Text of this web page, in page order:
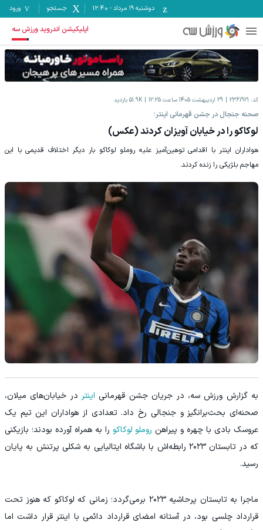
دوشنبه ۱۹ مرداد -
12:40 جستجو ورود
اپلیکیشن اندروید ورزش سه
کد: 2361921 29 اردیبهشت 1405 ساعت 12:25 51.9K بازدید
صحنه جنجال در جشن قهرمانی اینتر؛
لوکاکو را در خیابان آویزان کردند (عکس)
هواداران اینتر با اقدامی توهین‌آمیز علیه روملو لوکاکو بار دیگر اختلاف قدیمی با این
مهاجم بلژیکی را زنده کردند.
به گزارش ورزش سه، در جریان جشن قهرمانی اینتر در خیابان‌های میلان،
صحنه‌ای بحث‌برانگیز و جنجالی رخ داد. تعدادی از هواداران این تیم یک
عروسک بادی با چهره و پیراهن روملو لوکاکو را به همراه آورده بودند؛ بازیکنی
که در تابستان ۲۰۲۳ رابطه‌اش با باشگاه ایتالیایی به شکلی پرتنش به پایان
رسید.
ماجرا به تابستان پرحاشیه ۲۰۲۳ برمی‌گردد؛ زمانی که لوکاکو که هنوز تحت
قرارداد چلسی بود، در آستانه امضای قرارداد دائمی با اینتر قرار داشت اما